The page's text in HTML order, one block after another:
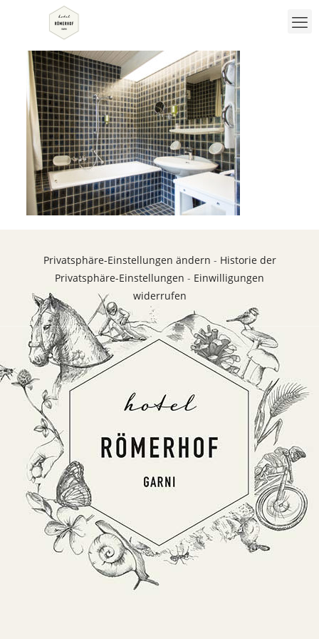
Privatsphäre-Einstellungen ändern - Historie der
Privatsphäre-Einstellungen - Einwilligungen
widerrufen